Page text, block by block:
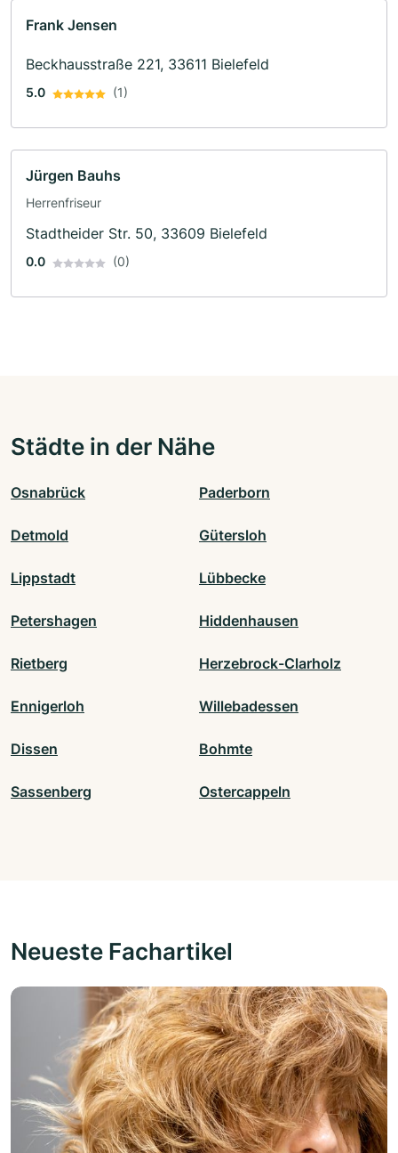
Frank Jensen
Beckhausstraße 221, 33611 Bielefeld
5.0 (1)
Jürgen Bauhs
Herrenfriseur
Stadtheider Str. 50, 33609 Bielefeld
0.0 (0)
Städte in der Nähe
Osnabrück Paderborn
Detmold Gütersloh
Lippstadt Lübbecke
Petershagen Hiddenhausen
Rietberg Herzebrock-Clarholz
Ennigerloh Willebadessen
Dissen Bohmte
Sassenberg Ostercappeln
Neueste Fachartikel